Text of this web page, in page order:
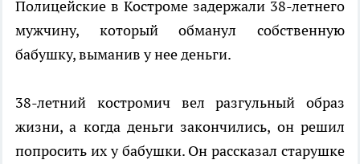
Полицейские в Костроме задержали 38-летнего
мужчину, который обманул собственную
бабушку, выманив у нее деньги.
38-летний костромич вел разгульный образ
жизни, а когда деньги закончились, он решил
попросить их у бабушки. Он рассказал старушке